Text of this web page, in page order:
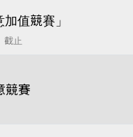
值競賽」
截止
競賽